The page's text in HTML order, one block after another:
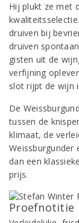
Hij plukt ze met
druiven bij
druiven
gisten uit de
verfijning
slot rijpt de wijn
De
tussen de
klimaat, de
Weissburgunder
dan een
prijs.
Proefnotitie